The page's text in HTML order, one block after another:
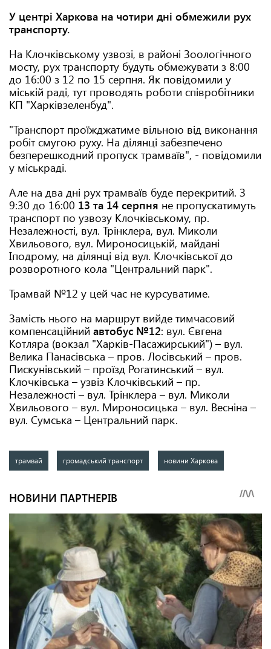
У центрі Харкова на чотири дні обмежили рух
транспорту.
На Клочківському узвозі, в районі Зоологічного
мосту, рух транспорту будуть обмежувати з 8:00
до 16:00 з 12 по 15 серпня. Як повідомили у
міській раді, тут проводять роботи співробітники
КП "Харківзеленбуд".
"Транспорт проїжджатиме вільною від виконання
робіт смугою руху. На ділянці забезпечено
безперешкодний пропуск трамваїв", - повідомили
у міськраді.
Але на два дні рух трамваїв буде перекритий. З
9:30 до 16:00 13 та 14 серпня не пропускатимуть
транспорт по узвозу Клочківському, пр.
Незалежності, вул. Трінклера, вул. Миколи
Хвильового, вул. Мироносицькій, майдані
Іподрому, на ділянці від вул. Клочківської до
розворотного кола "Центральний парк".
Трамвай №12 у цей час не курсуватиме.
Замість нього на маршрут вийде тимчасовий
компенсаційний автобус №12: вул. Євгена
Котляра (вокзал "Харків-Пасажирський") – вул.
Велика Панасівська – пров. Лосівський – пров.
Пискунівський – проїзд Рогатинський – вул.
Клочківська – узвіз Клочківський – пр.
Незалежності – вул. Трінклера – вул. Миколи
Хвильового – вул. Мироносицька – вул. Весніна –
вул. Сумська – Центральний парк.
трамвай громадський транспорт новини Харкова